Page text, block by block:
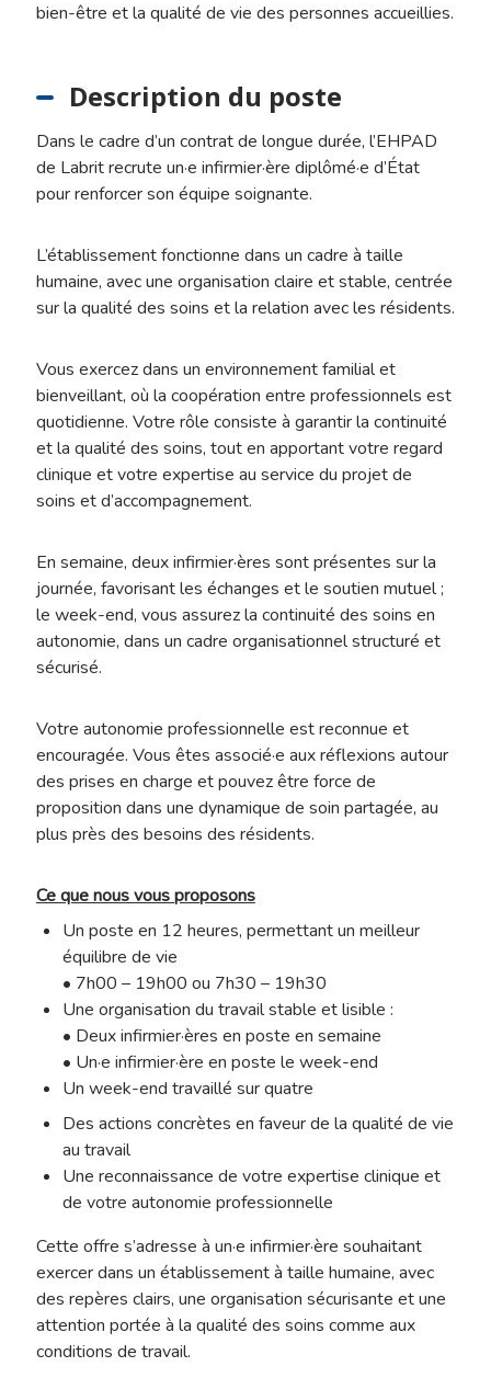
bien-être et la qualité de vie des personnes accueillies.
Description du poste
Dans le cadre d’un contrat de longue durée, l’EHPAD
de Labrit recrute un·e infirmier·ère diplômé·e d’État
pour renforcer son équipe soignante.
L’établissement fonctionne dans un cadre à taille
humaine, avec une organisation claire et stable, centrée
sur la qualité des soins et la relation avec les résidents.
Vous exercez dans un environnement familial et
bienveillant, où la coopération entre professionnels est
quotidienne. Votre rôle consiste à garantir la continuité
et la qualité des soins, tout en apportant votre regard
clinique et votre expertise au service du projet de
soins et d’accompagnement.
En semaine, deux infirmier·ères sont présentes sur la
journée, favorisant les échanges et le soutien mutuel ;
le week-end, vous assurez la continuité des soins en
autonomie, dans un cadre organisationnel structuré et
sécurisé.
Votre autonomie professionnelle est reconnue et
encouragée. Vous êtes associé·e aux réflexions autour
des prises en charge et pouvez être force de
proposition dans une dynamique de soin partagée, au
plus près des besoins des résidents.
Ce que nous vous proposons
Un poste en 12 heures, permettant un meilleur
équilibre de vie
• 7h00 – 19h00 ou 7h30 – 19h30
Une organisation du travail stable et lisible :
• Deux infirmier·ères en poste en semaine
• Un·e infirmier·ère en poste le week-end
Un week-end travaillé sur quatre
Des actions concrètes en faveur de la qualité de vie
au travail
Une reconnaissance de votre expertise clinique et
de votre autonomie professionnelle
Cette offre s’adresse à un·e infirmier·ère souhaitant
exercer dans un établissement à taille humaine, avec
des repères clairs, une organisation sécurisante et une
attention portée à la qualité des soins comme aux
conditions de travail.